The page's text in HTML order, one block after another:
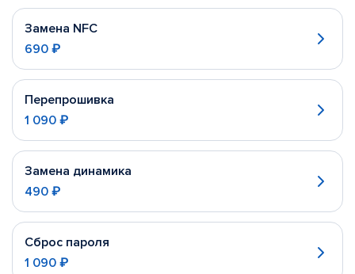
Замена NFC
690 ₽
Перепрошивка
1 090 ₽
Замена динамика
490 ₽
Сброс пароля
1 090 ₽